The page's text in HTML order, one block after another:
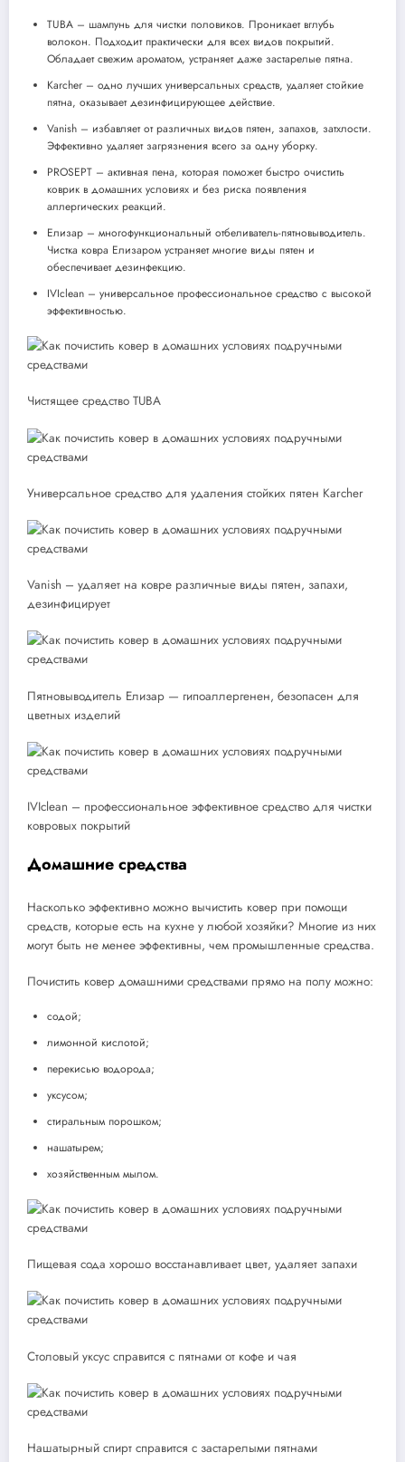
TUBA – шампунь для чистки половиков. Проникает вглубь
волокон. Подходит практически для всех видов покрытий.
Обладает свежим ароматом, устраняет даже застарелые пятна.
Karcher – одно лучших универсальных средств, удаляет стойкие
пятна, оказывает дезинфицирующее действие.
Vanish – избавляет от различных видов пятен, запахов, затхлости.
Эффективно удаляет загрязнения всего за одну уборку.
PROSEPT – активная пена, которая поможет быстро очистить
коврик в домашних условиях и без риска появления
аллергических реакций.
Елизар – многофункциональный отбеливатель-пятновыводитель.
Чистка ковра Елизаром устраняет многие виды пятен и
обеспечивает дезинфекцию.
IVIclean – универсальное профессиональное средство с высокой
эффективностью.
Чистящее средство TUBA
Универсальное средство для удаления стойких пятен Karcher
Vanish – удаляет на ковре различные виды пятен, запахи,
дезинфицирует
Пятновыводитель Елизар — гипоаллергенен, безопасен для
цветных изделий
IVIclean – профессиональное эффективное средство для чистки
ковровых покрытий
Домашние средства
Насколько эффективно можно вычистить ковер при помощи
средств, которые есть на кухне у любой хозяйки? Многие из них
могут быть не менее эффективны, чем промышленные средства.
Почистить ковер домашними средствами прямо на полу можно:
содой;
лимонной кислотой;
перекисью водорода;
уксусом;
стиральным порошком;
нашатырем;
хозяйственным мылом.
Пищевая сода хорошо восстанавливает цвет, удаляет запахи
Столовый уксус справится с пятнами от кофе и чая
Нашатырный спирт справится с застарелыми пятнами